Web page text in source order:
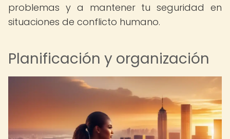
problemas y a mantener tu seguridad en
situaciones de conflicto humano.
Planificación y organización